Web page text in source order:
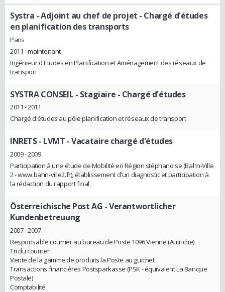
Systra - Adjoint au chef de projet - Chargé d'études
en planification des transports
Paris
2011 - maintenant
Ingénieur d'Etudes en Planification et Aménagement des réseaux de
transport
SYSTRA CONSEIL - Stagiaire - Chargé d'études
2011 - 2011
Chargé d'études au pôle planification et réseaux de transport
INRETS - LVMT - Vacataire chargé d'études
2009 - 2009
Participation à une étude de Mobilité en Région stéphanoise (Bahn-Ville
2 - www.bahn-ville2.fr), établissement d'un diagnostic et participation à
la rédaction du rapport final.
Österreichische Post AG - Verantwortlicher
Kundenbetreuung
2007 - 2007
Responsable courrier au bureau de Poste 1096 Vienne (Autriche)
Tri du courrier
Vente de la gamme de produits la Poste au guichet
Transactions financières Postsparkasse (PSK - équivalent La Banque
Postale)
Comptabilité